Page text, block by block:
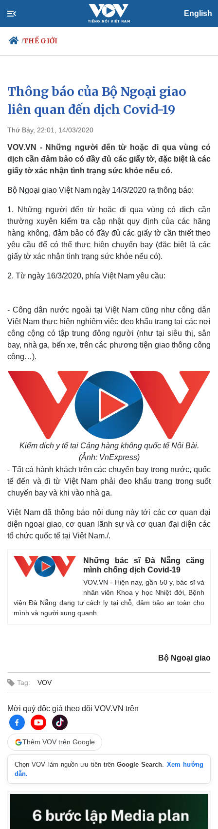
English
/THẾ GIỚI
Chính trị
Đảng
Tổ chức nhân sự
Nhận diện sự thật
Xã hội
Tin 24h
Dự báo thời tiết
Việc làm
Biển đảo
Thế giới
Cuộc sống đó đây
Multimedia
Ảnh
Thông báo của Bộ Ngoại giao
liên quan đến dịch Covid-19
Thứ Bảy, 22:01, 14/03/2020
VOV.VN - Những người đến từ hoặc đi qua vùng có
dịch cần đảm bảo có đầy đủ các giấy tờ, đặc biệt là các
giấy tờ xác nhận tình trạng sức khỏe nếu có.
Bộ Ngoại giao Việt Nam ngày 14/3/2020 ra thông báo:
1. Những người đến từ hoặc đi qua vùng có dịch cần
thường xuyên kiểm tra cập nhật quy định của các hãng
hàng không, đảm bảo có đầy đủ các giấy tờ cần thiết theo
yêu cầu để có thể thực hiện chuyến bay (đặc biệt là các
giấy tờ xác nhận tình trạng sức khỏe nếu có).
2. Từ ngày 16/3/2020, phía Việt Nam yêu cầu:
- Công dân nước ngoài tại Việt Nam cũng như công dân
Việt Nam thực hiện nghiêm việc đeo khẩu trang tại các nơi
công cộng có tập trung đông người (như tại siêu thị, sân
bay, nhà ga, bến xe, trên các phương tiện giao thông công
cộng…).
Kiểm dịch y tế tại Cảng hàng không quốc tế Nội Bài.
(Ảnh: VnExpress)
- Tất cả hành khách trên các chuyến bay trong nước, quốc
tế đến và đi từ Việt Nam phải đeo khẩu trang trong suốt
chuyến bay và khi vào nhà ga.
Việt Nam đã thông báo nội dung này tới các cơ quan đại
diện ngoại giao, cơ quan lãnh sự và cơ quan đại diện các
tổ chức quốc tế tại Việt Nam./.
Những bác sĩ Đà Nẵng căng
mình chống dịch Covid-19
VOV.VN - Hiện nay, gần 50 y, bác sĩ và
nhân viên Khoa y học Nhiệt đới, Bệnh
viện Đà Nẵng đang tự cách ly tại chỗ, đảm bảo an toàn cho
mình và người xung quanh.
Bộ Ngoại giao
Tag: VOV
Mời quý độc giả theo dõi VOV.VN trên
Thêm VOV trên Google
Chọn VOV làm nguồn ưu tiên trênGoogle Search. Xem hướng
dẫn.